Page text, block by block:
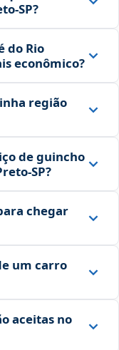
do Rio
econômico?
região
de guincho
chegar
um carro
aceitas no